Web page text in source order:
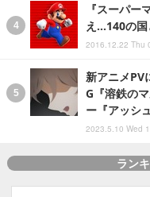
『スーパー
え…140の国
2016.12.22 Thu
新アニメPV
G『溶鉄の
ー『アッシ
2023.5.10 Wed
ラン